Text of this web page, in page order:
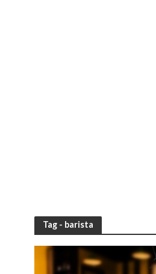
Tag - barista